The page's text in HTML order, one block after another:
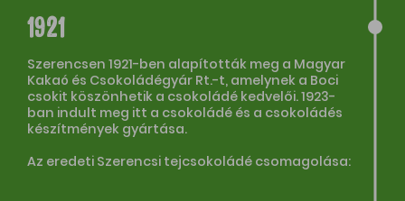
1921
Szerencsen 1921-ben alapították meg a Magyar
Kakaó és Csokoládégyár Rt.-t, amelynek a Boci
csokit köszönhetik a csokoládé kedvelői. 1923-
ban indult meg itt a csokoládé és a csokoládés
készítmények gyártása.
Az eredeti Szerencsi tejcsokoládé csomagolása: